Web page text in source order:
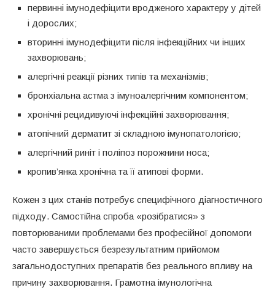
первинні імунодефіцити вродженого характеру у дітей
і дорослих;
вторинні імунодефіцити після інфекційних чи інших
захворювань;
алергічні реакції різних типів та механізмів;
бронхіальна астма з імуноалергічним компонентом;
хронічні рецидивуючі інфекційні захворювання;
атопічний дерматит зі складною імунопатологією;
алергічний риніт і поліпоз порожнини носа;
кропив’янка хронічна та її атипові форми.
Кожен з цих станів потребує специфічного діагностичного
підходу. Самостійна спроба «розібратися» з
повторюваними проблемами без професійної допомоги
часто завершується безрезультатним прийомом
загальнодоступних препаратів без реального впливу на
причину захворювання. Грамотна імунологічна